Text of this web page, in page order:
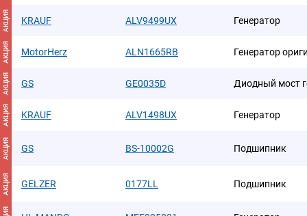
АКЦИЯ KRAUF ALV9499UX Генератор
АКЦИЯ MotorHerz ALN1665RB Генератор
АКЦИЯ GS GE0035D Диодный мост
АКЦИЯ KRAUF ALV1498UX Генератор
АКЦИЯ GS BS-10002G Подшипник
АКЦИЯ GELZER 0177LL Подшипник